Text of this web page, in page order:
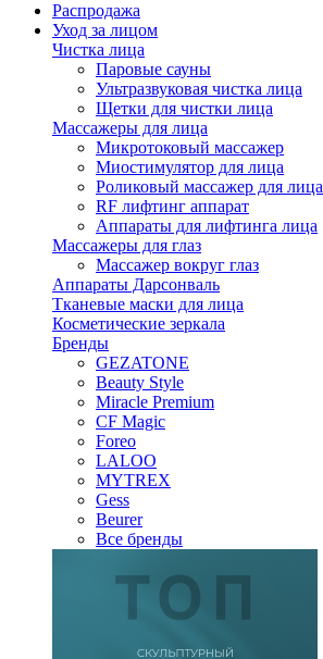
Распродажа
Уход за лицом
Чистка лица
Паровые сауны
Ультразвуковая чистка лица
Щетки для чистки лица
Массажеры для лица
Микротоковый массажер
Миостимулятор для лица
Роликовый массажер для лица
RF лифтинг аппарат
Аппараты для лифтинга лица
Массажеры для глаз
Массажер вокруг глаз
Аппараты Дарсонваль
Тканевые маски для лица
Косметические зеркала
Бренды
GEZATONE
Beauty Style
Miracle Premium
CF Magic
Foreo
LALOO
MYTREX
Gess
Beurer
Все бренды